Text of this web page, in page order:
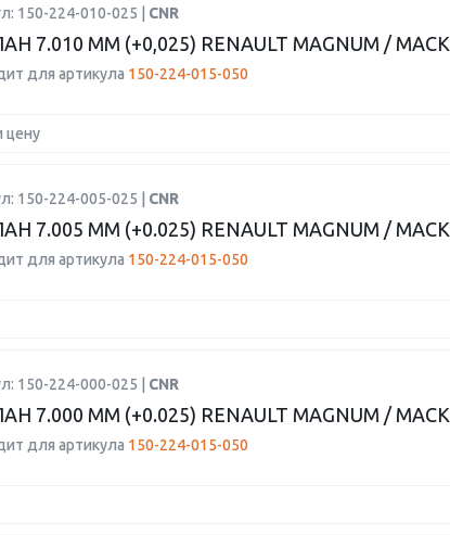
150-224-010-025 | CNR
7.010 ММ (+0,025) RENAULT MAGNUM / MACK
для артикула 150-224-015-050
цену
150-224-005-025 | CNR
7.005 ММ (+0.025) RENAULT MAGNUM / MACK
для артикула 150-224-015-050
150-224-000-025 | CNR
7.000 ММ (+0.025) RENAULT MAGNUM / MACK
для артикула 150-224-015-050